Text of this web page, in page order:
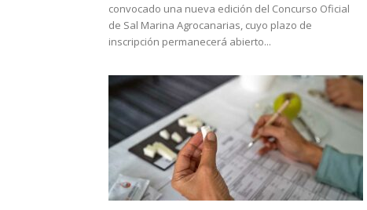
convocado una nueva edición del Concurso Oficial
de Sal Marina Agrocanarias, cuyo plazo de
inscripción permanecerá abierto...